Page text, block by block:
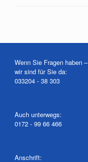
Wenn Sie Fragen haben –
wir sind für Sie da:
033204 - 38 303
Auch unterwegs:
0172 - 99 66 466
Anschrift: